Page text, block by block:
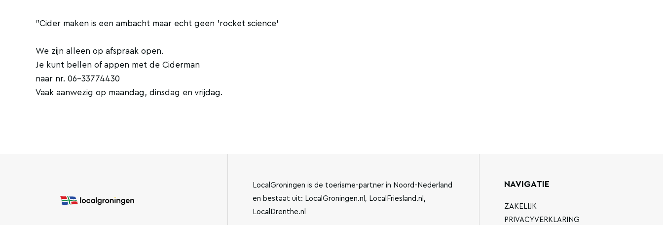
"Cider maken is een ambacht maar echt geen 'rocket science'
We zijn alleen op afspraak open.
Je kunt bellen of appen met de Ciderman
naar nr. 06-33774430
Vaak aanwezig op maandag, dinsdag en vrijdag.
LocalGroningen is de toerisme-partner in Noord-Nederland
en bestaat uit: LocalGroningen.nl, LocalFriesland.nl,
LocalDrenthe.nl
NAVIGATIE
ZAKELIJK
PRIVACYVERKLARING